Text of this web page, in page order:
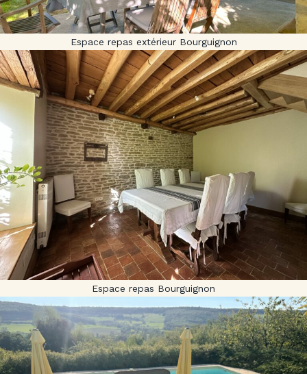
Espace repas extérieur Bourguignon
Espace repas Bourguignon